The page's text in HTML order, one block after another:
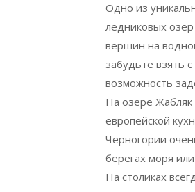
Одно из
ледниковых
вершин на
забудьте взять
возможность
На озере
европейской
Черногории
берегах моря
На столиках